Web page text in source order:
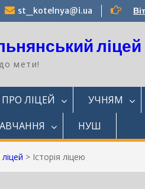
st_kotelnya@i.ua
ліцей
мети!
ПРО ЛІЦЕЙ УЧНЯМ
НУШ
> Історія ліцею